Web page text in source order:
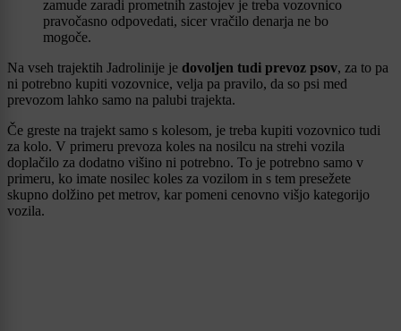
zamude zaradi prometnih zastojev je treba vozovnico
pravočasno odpovedati, sicer vračilo denarja ne bo
mogoče.
Na vseh trajektih Jadrolinije je dovoljen tudi prevoz psov, za to pa
ni potrebno kupiti vozovnice, velja pa pravilo, da so psi med
prevozom lahko samo na palubi trajekta.
Če greste na trajekt samo s kolesom, je treba kupiti vozovnico tudi
za kolo. V primeru prevoza koles na nosilcu na strehi vozila
doplačilo za dodatno višino ni potrebno. To je potrebno samo v
primeru, ko imate nosilec koles za vozilom in s tem presežete
skupno dolžino pet metrov, kar pomeni cenovno višjo kategorijo
vozila.